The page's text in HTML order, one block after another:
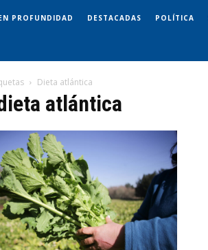
PROFUNDIDAD DESTACADAS POLÍTICA
Dieta atlántica
atlántica